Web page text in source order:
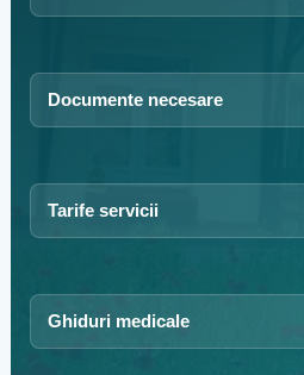
Documente necesare
Tarife servicii
Ghiduri medicale